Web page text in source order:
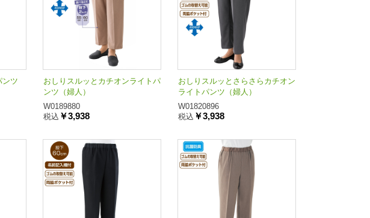
ンツ
おしりスルッとカチオンライトパ
ンツ（婦人）
W0189880
税込 ￥3,938
おしりスルッとさらさらカチオン
ライトパンツ（婦人）
W01820896
税込 ￥3,938